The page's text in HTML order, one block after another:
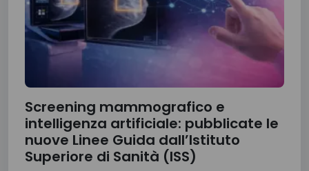
Screening mammografico e
intelligenza artificiale: pubblicate le
nuove Linee Guida dall’Istituto
Superiore di Sanità (ISS)